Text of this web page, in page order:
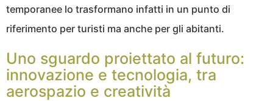
temporanee lo trasformano infatti in un punto di
riferimento per turisti ma anche per gli abitanti.
Uno sguardo proiettato al futuro:
innovazione e tecnologia, tra
aerospazio e creatività